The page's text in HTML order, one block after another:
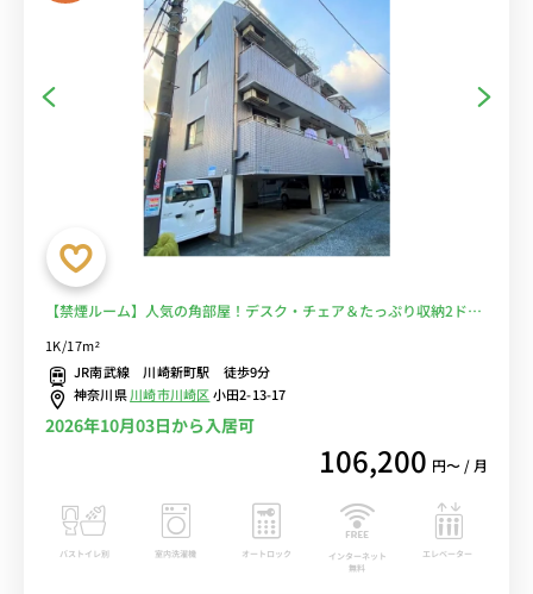
【禁煙ルーム】人気の角部屋！デスク・チェア＆たっぷり収納2ドア
しでアクセス可能/コンビニ至近■選べるWi-Fi格安レンタル中！
1K/17m²
JR南武線 川崎新町駅 徒歩9分
神奈川県川崎市川崎区小田2-13-17
2026年10月03日から入居可
106,200 円〜 / 月
バストイレ別 室内洗濯機 オートロック
インターネット
無料
エレベーター